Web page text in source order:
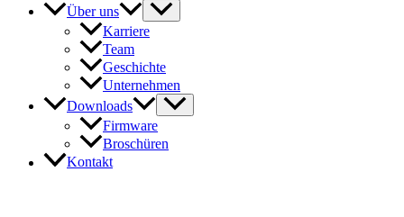
Über uns
Karriere
Team
Geschichte
Unternehmen
Downloads
Firmware
Broschüren
Kontakt